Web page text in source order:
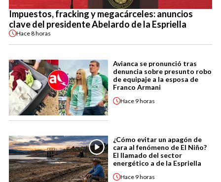
Impuestos, fracking y megacárceles: anuncios
clave del presidente Abelardo de la Espriella
Hace8 horas
Avianca se pronunció tras
denuncia sobre presunto robo
de equipaje a la esposa de
Franco Armani
Hace 9 horas
¿Cómo evitar un apagón de
cara al fenómeno de El Niño?
El llamado del sector
energético a de la Espriella
Hace 9 horas